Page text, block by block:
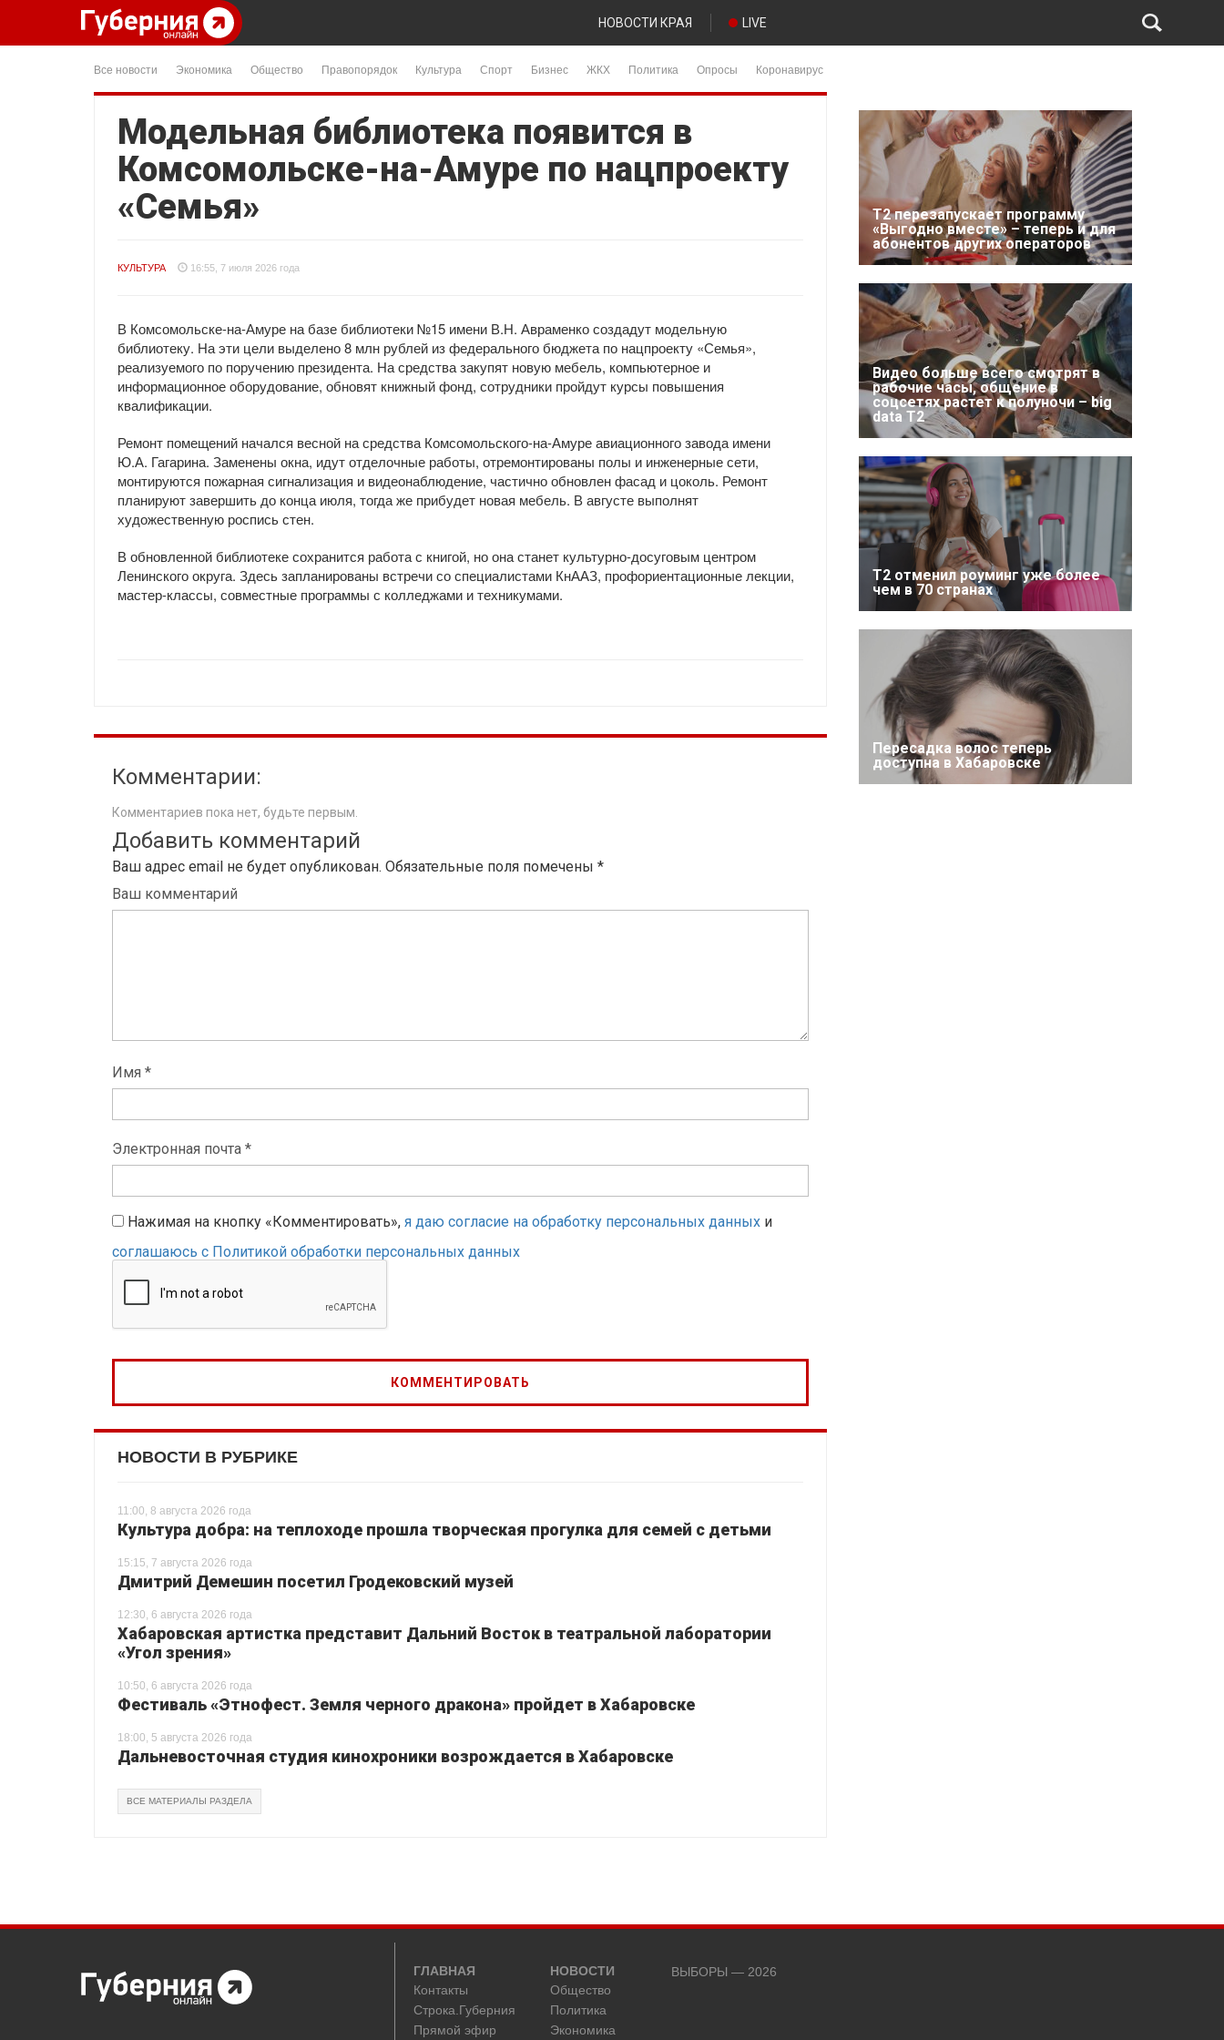
НОВОСТИ КРАЯ LIVE
Все новости Экономика Общество Правопорядок Культура Спорт Бизнес ЖКХ Политика Опросы Коронавирус
Модельная библиотека появится в
Комсомольске-на-Амуре по нацпроекту
«Семья»
КУЛЬТУРА 16:55, 7 июля 2026 года
В Комсомольске-на-Амуре на базе библиотеки №15 имени В.Н. Авраменко создадут модельную
библиотеку. На эти цели выделено 8 млн рублей из федерального бюджета по нацпроекту «Семья»,
реализуемого по поручению президента. На средства закупят новую мебель, компьютерное и
информационное оборудование, обновят книжный фонд, сотрудники пройдут курсы повышения
квалификации.
Ремонт помещений начался весной на средства Комсомольского-на-Амуре авиационного завода имени
Ю.А. Гагарина. Заменены окна, идут отделочные работы, отремонтированы полы и инженерные сети,
монтируются пожарная сигнализация и видеонаблюдение, частично обновлен фасад и цоколь. Ремонт
планируют завершить до конца июля, тогда же прибудет новая мебель. В августе выполнят
художественную роспись стен.
В обновленной библиотеке сохранится работа с книгой, но она станет культурно-досуговым центром
Ленинского округа. Здесь запланированы встречи со специалистами КнААЗ, профориентационные лекции,
мастер-классы, совместные программы с колледжами и техникумами.
Комментарии:
Комментариев пока нет, будьте первым.
Добавить комментарий
Ваш адрес email не будет опубликован. Обязательные поля помечены *
Ваш комментарий
Имя *
Электронная почта *
Нажимая на кнопку «Комментировать», я даю согласие на обработку персональных данных и
соглашаюсь с Политикой обработки персональных данных
НОВОСТИ В РУБРИКЕ
11:00, 8 августа 2026 года
Культура добра: на теплоходе прошла творческая прогулка для семей с детьми
15:15, 7 августа 2026 года
Дмитрий Демешин посетил Гродековский музей
12:30, 6 августа 2026 года
Хабаровская артистка представит Дальний Восток в театральной лаборатории
«Угол зрения»
10:50, 6 августа 2026 года
Фестиваль «Этнофест. Земля черного дракона» пройдет в Хабаровске
18:00, 5 августа 2026 года
Дальневосточная студия кинохроники возрождается в Хабаровске
ВСЕ МАТЕРИАЛЫ РАЗДЕЛА
Т2 перезапускает программу
«Выгодно вместе» – теперь и для
абонентов других операторов
Видео больше всего смотрят в
рабочие часы, общение в
соцсетях растет к полуночи – big
data T2
Т2 отменил роуминг уже более
чем в 70 странах
Пересадка волос теперь
доступна в Хабаровске
ГЛАВНАЯ
Контакты
Строка.Губерния
Прямой эфир
НОВОСТИ
Общество
Политика
Экономика
ВЫБОРЫ — 2026